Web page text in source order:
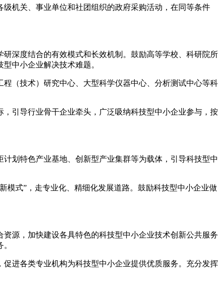
机关、事业单位和社团组织的政府采购活动，在同等条件
深度结合的有效模式和长效机制。鼓励高等学校、科研院所
中小企业解决技术难题。
（技术）研究中心、大型科学仪器中心、分析测试中心等科
引导行业骨干企业牵头，广泛吸纳科技型中小企业参与，按
特色产业基地、创新型产业集群等为载体，引导科技型中
式”，走专业化、精细化发展道路。鼓励科技型中小企业做
源，加快建设各具特色的科技型中小企业技术创新公共服务
进各类专业机构为科技型中小企业提供优质服务。充分发挥